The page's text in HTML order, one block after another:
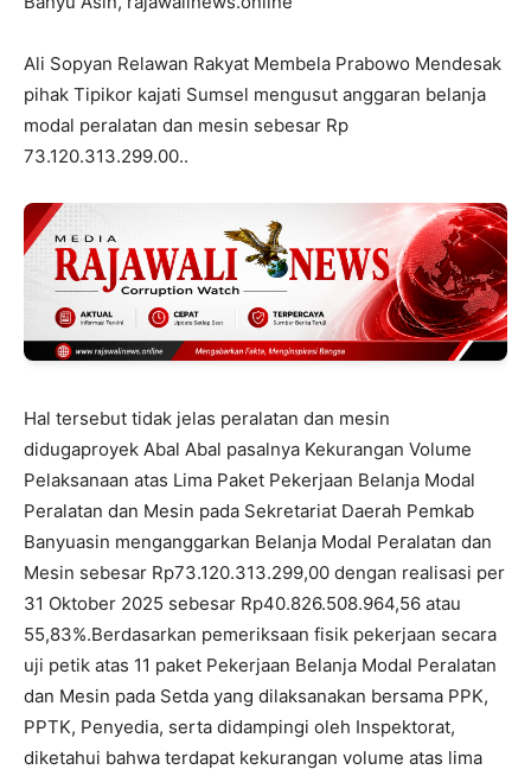
Ali Sopyan Relawan Rakyat Membela Prabowo Mendesak
pihak Tipikor kajati Sumsel mengusut anggaran belanja
modal peralatan dan mesin sebesar Rp
73.120.313.299.00..
Hal tersebut tidak jelas peralatan dan mesin
didugaproyek Abal Abal pasalnya Kekurangan Volume
Pelaksanaan atas Lima Paket Pekerjaan Belanja Modal
Peralatan dan Mesin pada Sekretariat Daerah Pemkab
Banyuasin menganggarkan Belanja Modal Peralatan dan
Mesin sebesar Rp73.120.313.299,00 dengan realisasi per
31 Oktober 2025 sebesar Rp40.826.508.964,56 atau
55,83%.Berdasarkan pemeriksaan fisik pekerjaan secara
uji petik atas 11 paket Pekerjaan Belanja Modal Peralatan
dan Mesin pada Setda yang dilaksanakan bersama PPK,
PPTK, Penyedia, serta didampingi oleh Inspektorat,
diketahui bahwa terdapat kekurangan volume atas lima